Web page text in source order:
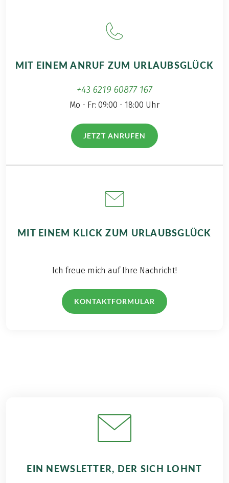
Welpe von seiner Hundemutter begleitet wird.
MIT EINEM ANRUF ZUM URLAUBSGLÜCK
+43 6219 60877 167
Mo - Fr: 09:00 - 18:00 Uhr
JETZT ANRUFEN(LINK ÖFFNET IN NEUEM TAB)
MIT EINEM KLICK ZUM URLAUBSGLÜCK
Ich freue mich auf Ihre Nachricht!
KONTAKTFORMULAR
EIN NEWSLETTER, DER SICH LOHNT